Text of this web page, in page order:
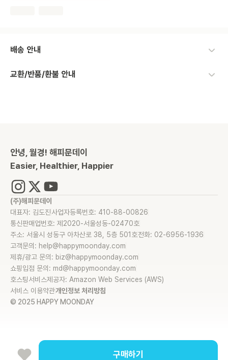
배송 안내
교환/반품/환불 안내
구매하기
안녕, 월경! 해피문데이
Easier, Healthier, Happier
© 2025 HAPPY MOONDAY
(주)해피문데이
대표자: 김도진사업자등록번호: 410-88-00826
통신판매업번호: 제2020-서울성동-02470호
주소: 서울시 성동구 아차산로 38, 5층 501호전화: 02-6956-1936
고객문의: help@happymoonday.com
제휴/광고 문의: biz@happymoonday.com
쇼핑입점 문의: md@happymoonday.com
호스팅서비스제공자: Amazon Web Services (AWS)
서비스 이용약관개인정보 처리방침